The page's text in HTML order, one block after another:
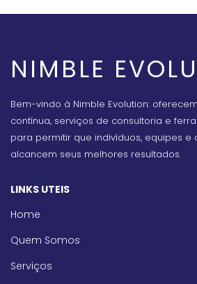
NIMBLE
Bem-vindo à Nimble Evolution:
contínua, serviços de consultoria e
para permitir que indivíduos, equipes e
alcancem seus melhores resultados.
LINKS UTEIS
Home
Quem Somos
Serviços